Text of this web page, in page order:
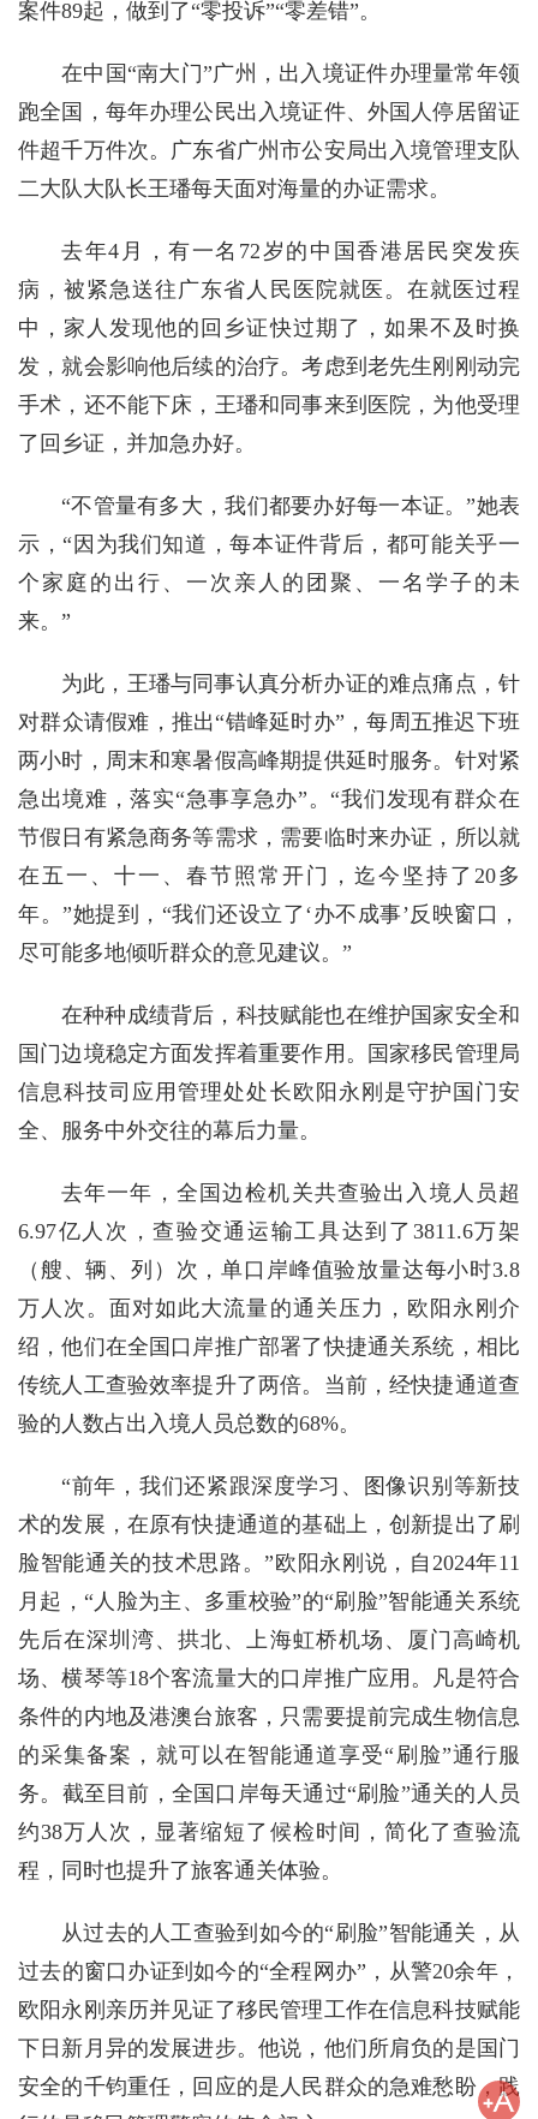
案件89起，做到了“零投诉”“零差错”。
在中国“南大门”广州，出入境证件办理量常年领
跑全国，每年办理公民出入境证件、外国人停居留证
件超千万件次。广东省广州市公安局出入境管理支队
二大队大队长王璠每天面对海量的办证需求。
去年4月，有一名72岁的中国香港居民突发疾
病，被紧急送往广东省人民医院就医。在就医过程
中，家人发现他的回乡证快过期了，如果不及时换
发，就会影响他后续的治疗。考虑到老先生刚刚动完
手术，还不能下床，王璠和同事来到医院，为他受理
了回乡证，并加急办好。
“不管量有多大，我们都要办好每一本证。”她表
示，“因为我们知道，每本证件背后，都可能关乎一
个家庭的出行、一次亲人的团聚、一名学子的未
来。”
为此，王璠与同事认真分析办证的难点痛点，针
对群众请假难，推出“错峰延时办”，每周五推迟下班
两小时，周末和寒暑假高峰期提供延时服务。针对紧
急出境难，落实“急事享急办”。“我们发现有群众在
节假日有紧急商务等需求，需要临时来办证，所以就
在五一、十一、春节照常开门，迄今坚持了20多
年。”她提到，“我们还设立了‘办不成事’反映窗口，
尽可能多地倾听群众的意见建议。”
在种种成绩背后，科技赋能也在维护国家安全和
国门边境稳定方面发挥着重要作用。国家移民管理局
信息科技司应用管理处处长欧阳永刚是守护国门安
全、服务中外交往的幕后力量。
去年一年，全国边检机关共查验出入境人员超
6.97亿人次，查验交通运输工具达到了3811.6万架
（艘、辆、列）次，单口岸峰值验放量达每小时3.8
万人次。面对如此大流量的通关压力，欧阳永刚介
绍，他们在全国口岸推广部署了快捷通关系统，相比
传统人工查验效率提升了两倍。当前，经快捷通道查
验的人数占出入境人员总数的68%。
“前年，我们还紧跟深度学习、图像识别等新技
术的发展，在原有快捷通道的基础上，创新提出了刷
脸智能通关的技术思路。”欧阳永刚说，自2024年11
月起，“人脸为主、多重校验”的“刷脸”智能通关系统
先后在深圳湾、拱北、上海虹桥机场、厦门高崎机
场、横琴等18个客流量大的口岸推广应用。凡是符合
条件的内地及港澳台旅客，只需要提前完成生物信息
的采集备案，就可以在智能通道享受“刷脸”通行服
务。截至目前，全国口岸每天通过“刷脸”通关的人员
约38万人次，显著缩短了候检时间，简化了查验流
程，同时也提升了旅客通关体验。
从过去的人工查验到如今的“刷脸”智能通关，从
过去的窗口办证到如今的“全程网办”，从警20余年，
欧阳永刚亲历并见证了移民管理工作在信息科技赋能
下日新月异的发展进步。他说，他们所肩负的是国门
安全的千钧重任，回应的是人民群众的急难愁盼，践